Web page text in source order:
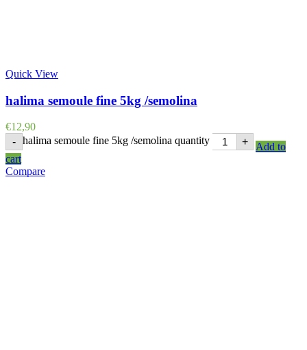
Quick View
halima semoule fine 5kg /semolina
€12,90
- halima semoule fine 5kg /semolina quantity +
Add to
cart
Compare